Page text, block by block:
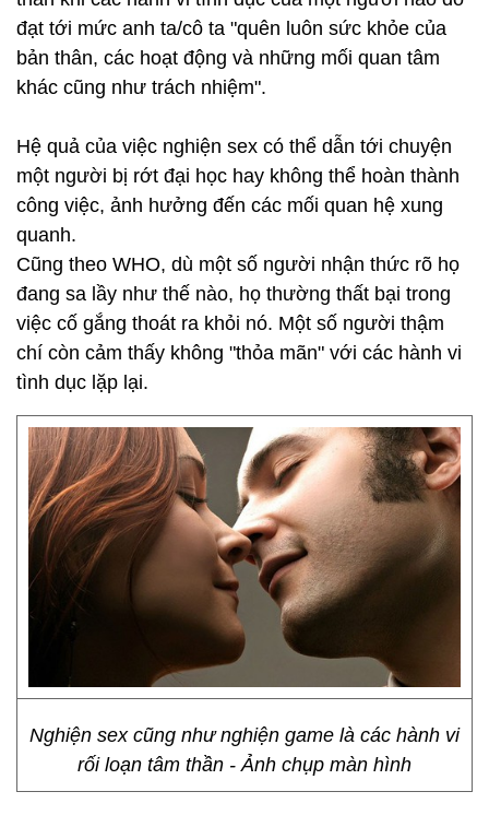
đạt tới mức anh ta/cô ta "quên luôn sức khỏe của
bản thân, các hoạt động và những mối quan tâm
khác cũng như trách nhiệm".
Hệ quả của việc nghiện sex có thể dẫn tới chuyện
một người bị rớt đại học hay không thể hoàn thành
công việc, ảnh hưởng đến các mối quan hệ xung
quanh.
Cũng theo WHO, dù một số người nhận thức rõ họ
đang sa lầy như thế nào, họ thường thất bại trong
việc cố gắng thoát ra khỏi nó. Một số người thậm
chí còn cảm thấy không "thỏa mãn" với các hành vi
tình dục lặp lại.
Nghiện sex cũng như nghiện game là các hành vi
rối loạn tâm thần - Ảnh chụp màn hình